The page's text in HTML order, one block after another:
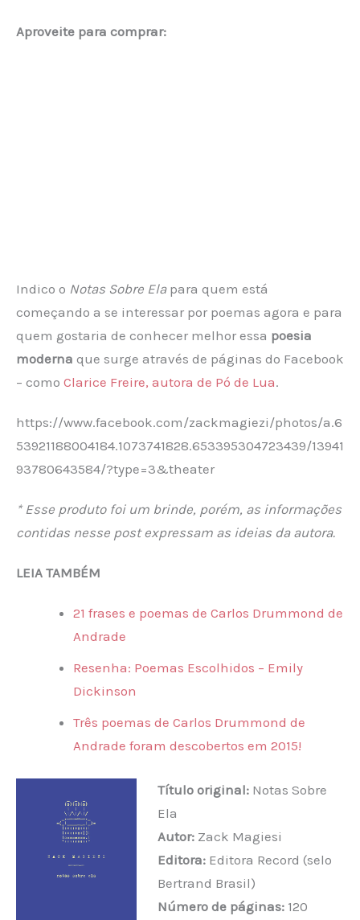
Aproveite para comprar:
Indico o Notas Sobre Elapara quem está
começando a se interessar por poemas agora e para
quem gostaria de conhecer melhor essa poesia
moderna que surge através de páginas do Facebook
– como Clarice Freire, autora de Pó de Lua.
https://www.facebook.com/zackmagiezi/photos/a.6
53921188004184.1073741828.653395304723439/13941
93780643584/?type=3&theater
* Esse produto foi um brinde, porém, as informações
contidas nesse post expressam as ideias da autora.
LEIA TAMBÉM
21 frases e poemas de Carlos Drummond de
Andrade
Resenha: Poemas Escolhidos – Emily
Dickinson
Três poemas de Carlos Drummond de
Andrade foram descobertos em 2015!
Título original:Notas Sobre
Ela
Autor:Zack Magiesi
Editora:Editora Record (selo
Bertrand Brasil)
Número de páginas:120